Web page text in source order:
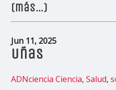
(más…)
Jun 11, 2025
Uñas
ADNciencia Ciencia,Salud,